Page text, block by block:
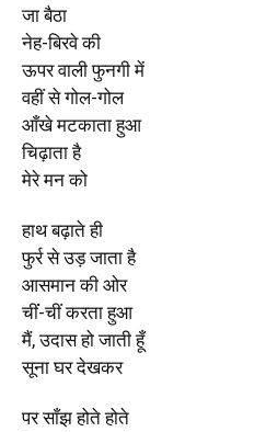
जा बैठा
नेह-बिरवे की
ऊपर वाली फुनगी में
वहीं से गोल-गोल
आँखे मटकाता हुआ
चिढ़ाता है
मेरे मन को
हाथ बढ़ाते ही
फुर्र से उड़ जाता है
आसमान की ओर
चींं-चीं करता हुआ
मैं, उदास हो जाती हूँ
सूना घर देखकर
पर साँझ होते होते